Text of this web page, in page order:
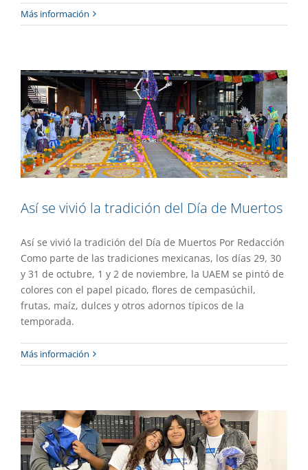
Más informaciónAsí se vivió la tradición del Día de
Así se vivió la tradición del Día de Muertos
Así se vivió la tradición del Día de Muertos Por Redacción
Como parte de las tradiciones mexicanas, los días 29, 30
y 31 de octubre, 1 y 2 de noviembre, la UAEM se pintó de
colores con el papel picado, flores de cempasúchil,
frutas, maíz, dulces y otros adornos típicos de la
temporada.
Más información
Participan estudiantes de la UAEM en el